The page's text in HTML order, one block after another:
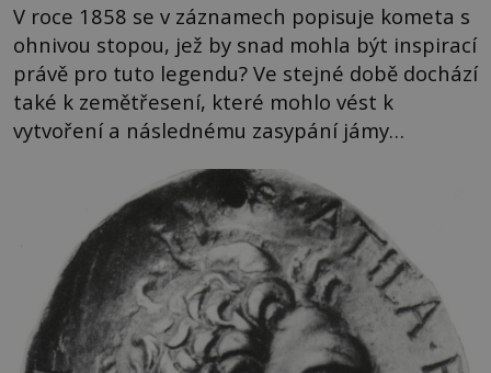
V roce 1858 se v záznamech popisuje kometa s
ohnivou stopou, jež by snad mohla být inspirací
právě pro tuto legendu? Ve stejné době dochází
také k zemětřesení, které mohlo vést k
vytvoření a následnému zasypání jámy…